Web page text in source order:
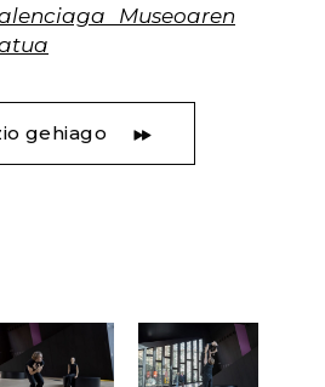
Museoaren
gehiago